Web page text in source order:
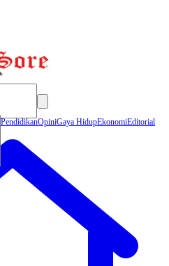
PendidikanOpiniGaya HidupEkonomiEditorial